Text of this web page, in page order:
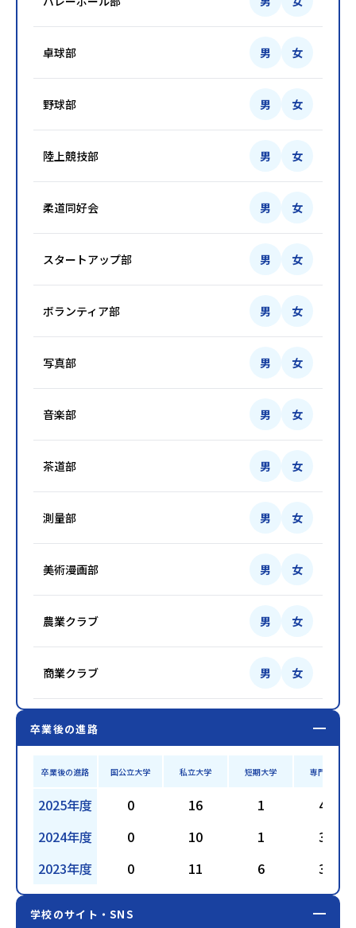
卓球部 男 女
野球部 男 女
陸上競技部 男 女
柔道同好会 男 女
スタートアップ部 男 女
ボランティア部 男 女
写真部 男 女
音楽部 男 女
茶道部 男 女
測量部 男 女
美術漫画部 男 女
農業クラブ 男 女
商業クラブ 男 女
卒業後の進路
卒業後の進路 国公立大学 私立大学 短期大学 専門学校
2025年度 0 16 1
45
2024年度
0 10 1
35
2023年度
0 11 6 37
学校のサイト・SNS